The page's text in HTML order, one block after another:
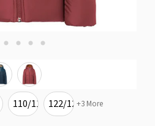
110/116 122/128+3 More